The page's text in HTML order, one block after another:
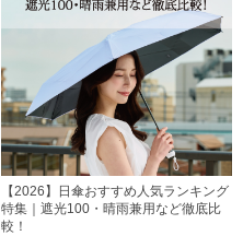
【2026】日傘おすすめ人気ランキング
特集｜遮光100・晴雨兼用など徹底比
較！